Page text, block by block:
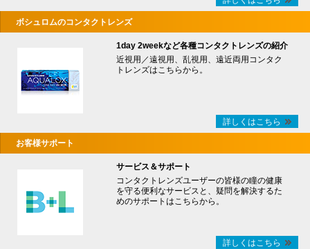
ボシュロムのコンタクトレンズ
1day 2weekなど各種コンタクトレンズの紹介
近視用／遠視用、乱視用、遠近両用コンタク
トレンズはこちらから。
詳しくはこちら
お客様サポート
サービス＆サポート
コンタクトレンズユーザーの皆様の瞳の健康
を守る便利なサービスと、疑問を解決するた
めのサポートはこちらから。
詳しくはこちら